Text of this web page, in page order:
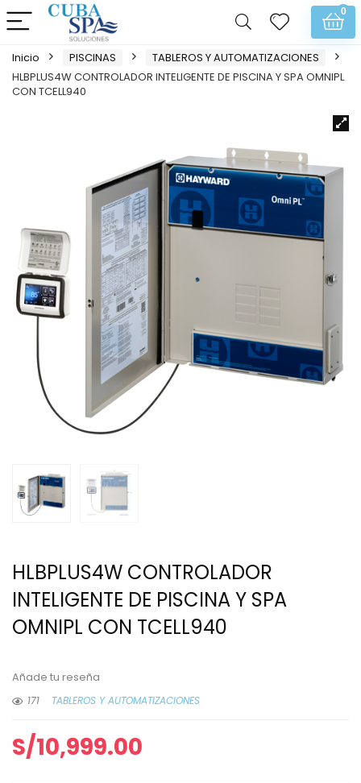
0
Inicio PISCINAS
TABLEROS Y AUTOMATIZACIONES
HLBPLUS4W CONTROLADOR INTELIGENTE DE PISCINA Y SPA OMNIPL
CON TCELL940
HLBPLUS4W CONTROLADOR
INTELIGENTE DE PISCINA Y SPA
OMNIPL CON TCELL940
Añade tu reseña
171
TABLEROS Y AUTOMATIZACIONES
S/10,999.00